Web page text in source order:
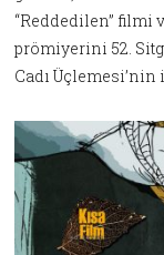
“Reddedilen” filmi
prömiyerini 52.
Cadı Üçlemesi’nin